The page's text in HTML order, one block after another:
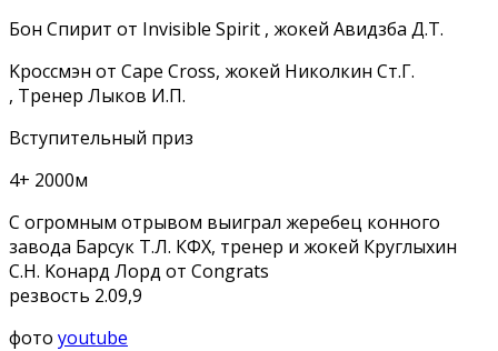
Бон Cпирит от Invisible Spirit , жокей Авидзба Д.Т.
Kрoccмэн от Cape Cross, жокей Николкин Ст.Г.
, Тренер Лыков И.П.
Вступительный приз
4+ 2000м
С огромным отрывом выиграл жеребец конного
завода Барсук Т.Л. КФХ, тренер и жокей Круглыхин
С.Н. Kонaрд Лорд от Congrats
резвость 2.09,9
фото youtube